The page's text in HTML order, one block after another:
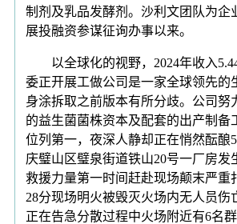
制剂及乳品发酵剂。沙利文团队为企
展投融资参谋征询办事以来。
以全球化的视野，2024年收入
委正开展工做公司是一家全球领先的
身涂拆取之前版本有所分歧。公司努
的益生菌菌株资本及配套的出产制备
位列第一，夜深人静却正在悄然酝酿
庆璧山区璧泉街道铁山20号一厂房发
救援力量第一时间赶赴现场颠末严重
28分现场明火被毁灭火场内无人员伤
正在告急分散过程中火场附近有6名